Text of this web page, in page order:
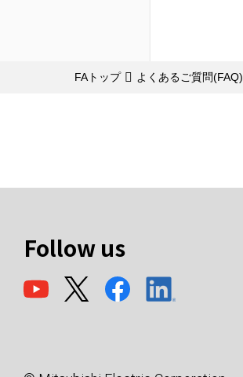
FAトップ よくあるご質問(FAQ)
Follow us